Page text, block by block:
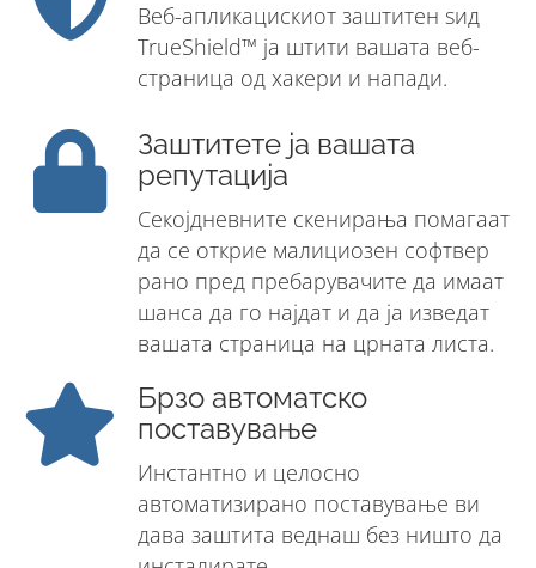
Веб-апликацискиот заштитен ѕид
TrueShield™ ја штити вашата веб-
страница од хакери и напади.
Заштитете ја вашата
репутација
Секојдневните скенирања помагаат
да се открие малициозен софтвер
рано пред пребарувачите да имаат
шанса да го најдат и да ја изведат
вашата страница на црната листа.
Брзо автоматско
поставување
Инстантно и целосно
автоматизирано поставување ви
дава заштита веднаш без ништо да